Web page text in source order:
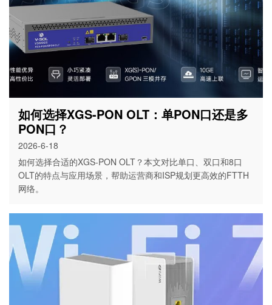
如何选择XGS-PON OLT：单PON口还是多
PON口？
2026-6-18
如何选择合适的XGS-PON OLT？本文对比单口、双口和8口
OLT的特点与应用场景，帮助运营商和ISP规划更高效的FTTH
网络。